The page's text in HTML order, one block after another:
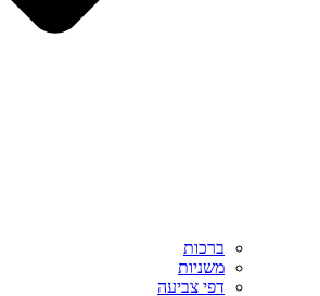
ברכות
משניות
דפי צביעה